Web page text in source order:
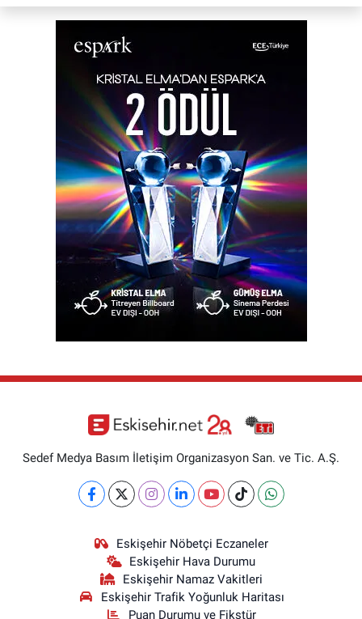
Sedef Medya Basım İletişim Organizasyon San. ve Tic. A.Ş.
Eskişehir Nöbetçi Eczaneler
Eskişehir Hava Durumu
Eskişehir Namaz Vakitleri
Eskişehir Trafik Yoğunluk Haritası
Puan Durumu ve Fikstür